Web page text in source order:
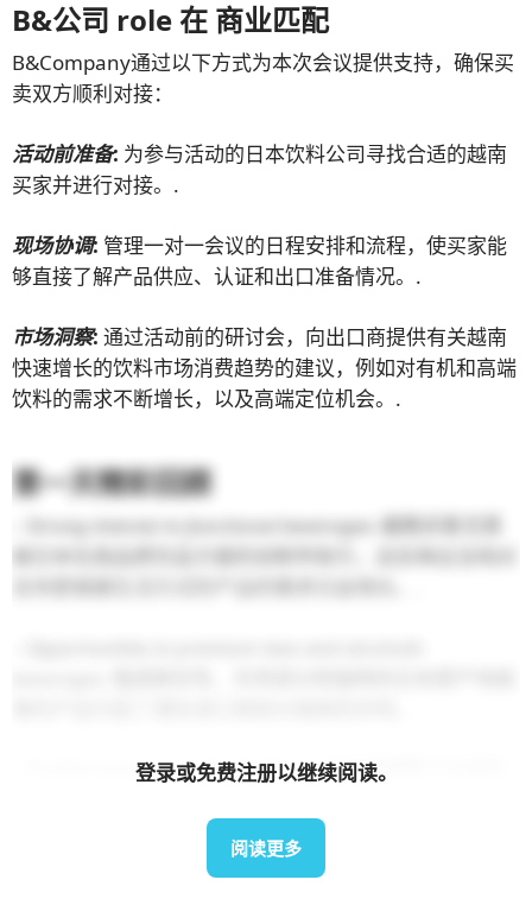
B&公司 role 在 商业匹配
B&Company通过以下方式为本次会议提供支持，确保买
卖双方顺利对接：
活动前准备: 为参与活动的日本饮料公司寻找合适的越南
买家并进行对接。.
现场协调: 管理一对一会议的日程安排和流程，使买家能
够直接了解产品供应、认证和出口准备情况。.
市场洞察: 通过活动前的研讨会，向出口商提供有关越南
快速增长的饮料市场消费趋势的建议，例如对有机和高端
饮料的需求不断增长，以及高端定位机会。.
第一天精彩回顾
– Strong interest in functional beverages:
越南买家尤其
– Positive buyer–supplier feedback:与会者称赞了业务匹
论和试订单的可能性。.
登录或免费注册以继续阅读。
阅读更多